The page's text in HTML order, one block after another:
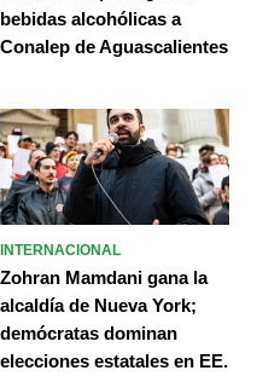
bebidas alcohólicas a
Conalep de Aguascalientes
INTERNACIONAL
Zohran Mamdani gana la
alcaldía de Nueva York;
demócratas dominan
elecciones estatales en EE.